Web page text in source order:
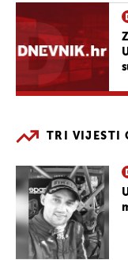
TRI VIJESTI